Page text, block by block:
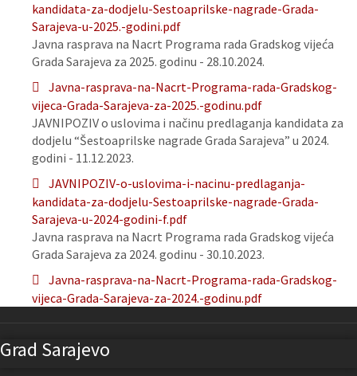
kandidata-za-dodjelu-Sestoaprilske-nagrade-Grada-
Sarajeva-u-2025.-godini.pdf
Javna rasprava na Nacrt Programa rada Gradskog vijeća
Grada Sarajeva za 2025. godinu - 28.10.2024.
Javna-rasprava-na-Nacrt-Programa-rada-Gradskog-
vijeca-Grada-Sarajeva-za-2025.-godinu.pdf
JAVNIPOZIV o uslovima i načinu predlaganja kandidata za
dodjelu “Šestoaprilske nagrade Grada Sarajeva” u 2024.
godini - 11.12.2023.
JAVNIPOZIV-o-uslovima-i-nacinu-predlaganja-
kandidata-za-dodjelu-Sestoaprilske-nagrade-Grada-
Sarajeva-u-2024-godini-f.pdf
Javna rasprava na Nacrt Programa rada Gradskog vijeća
Grada Sarajeva za 2024. godinu - 30.10.2023.
Javna-rasprava-na-Nacrt-Programa-rada-Gradskog-
vijeca-Grada-Sarajeva-za-2024.-godinu.pdf
Grad Sarajevo